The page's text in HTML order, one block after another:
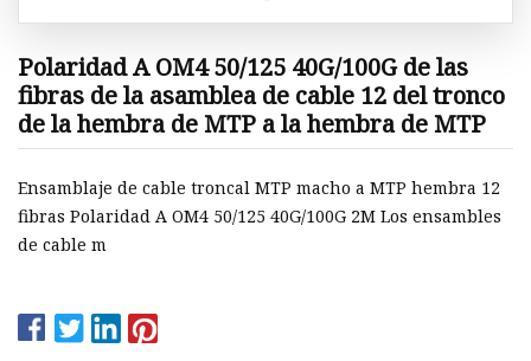
Polaridad A OM4 50/125 40G/100G de las
fibras de la asamblea de cable 12 del tronco
de la hembra de MTP a la hembra de MTP
Ensamblaje de cable troncal MTP macho a MTP hembra 12
fibras Polaridad A OM4 50/125 40G/100G 2M Los ensambles
de cable m